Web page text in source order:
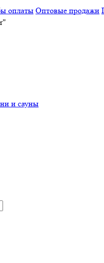
оплаты Оптовые продажи